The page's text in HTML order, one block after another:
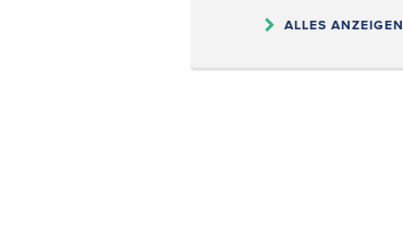
ALLES ANZEIGEN